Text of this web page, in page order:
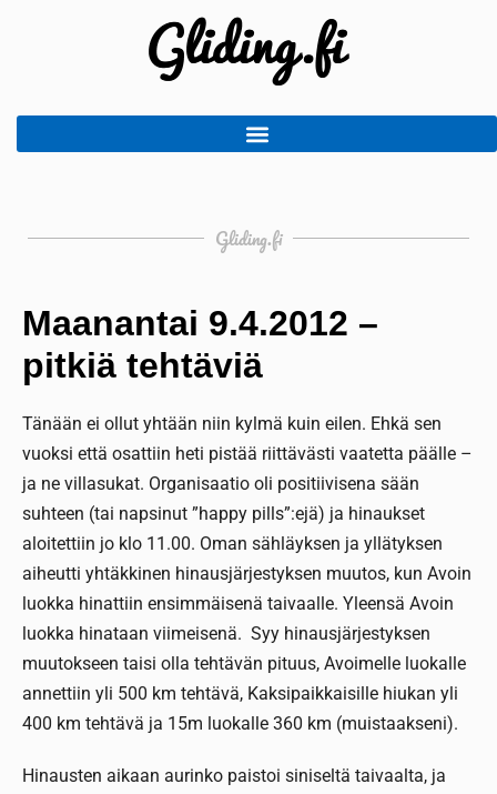
Gliding.fi
Maanantai 9.4.2012 –
pitkiä tehtäviä
Tänään ei ollut yhtään niin kylmä kuin eilen. Ehkä sen
vuoksi että osattiin heti pistää riittävästi vaatetta päälle –
ja ne villasukat. Organisaatio oli positiivisena sään
suhteen (tai napsinut ”happy pills”:ejä) ja hinaukset
aloitettiin jo klo 11.00. Oman sähläyksen ja yllätyksen
aiheutti yhtäkkinen hinausjärjestyksen muutos, kun Avoin
luokka hinattiin ensimmäisenä taivaalle. Yleensä Avoin
luokka hinataan viimeisenä. Syy hinausjärjestyksen
muutokseen taisi olla tehtävän pituus, Avoimelle luokalle
annettiin yli 500 km tehtävä, Kaksipaikkaisille hiukan yli
400 km tehtävä ja 15m luokalle 360 km (muistaakseni).
Hinausten aikaan aurinko paistoi siniseltä taivaalta, ja